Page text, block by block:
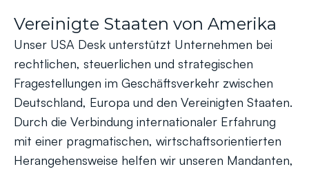
Vereinigte Staaten von Amerika
Unser USA Desk unterstützt Unternehmen bei
rechtlichen, steuerlichen und strategischen
Fragestellungen im Geschäftsverkehr zwischen
Deutschland, Europa und den Vereinigten Staaten.
Durch die Verbindung internationaler Erfahrung
mit einer pragmatischen, wirtschaftsorientierten
Herangehensweise helfen wir unseren Mandanten,